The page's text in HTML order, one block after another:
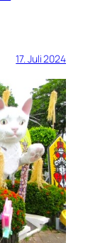
17. Juli 2024